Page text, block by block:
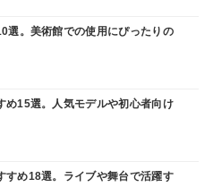
選。美術館での使用にぴったりの
め15選。人気モデルや初心者向け
すめ18選。ライブや舞台で活躍す